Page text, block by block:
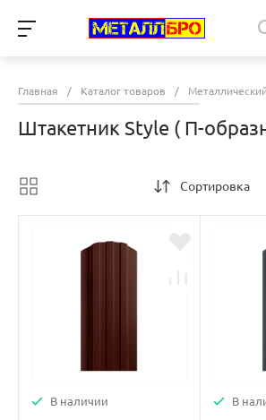
Главная / Каталог товаров /
Штакетник Style ( П-
Сортировка
В наличии В